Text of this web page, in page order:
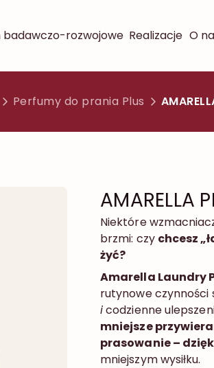
badawczo-rozwojowe Realizacje O
Perfumy do prania Plus
AMARELLA
Niektóre
brzmi: czy chcesz
żyć?
Amarella Laundry
rutynowe czynności
icodzienne
mniejsze
prasowanie –
mniejszym wysiłku.